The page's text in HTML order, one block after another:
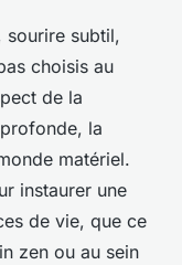
sourire subtil,
choisis au
de la
la
matériel.
instaurer une
de vie, que ce
zen ou au sein